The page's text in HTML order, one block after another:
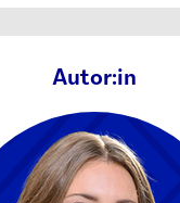
Autor:in